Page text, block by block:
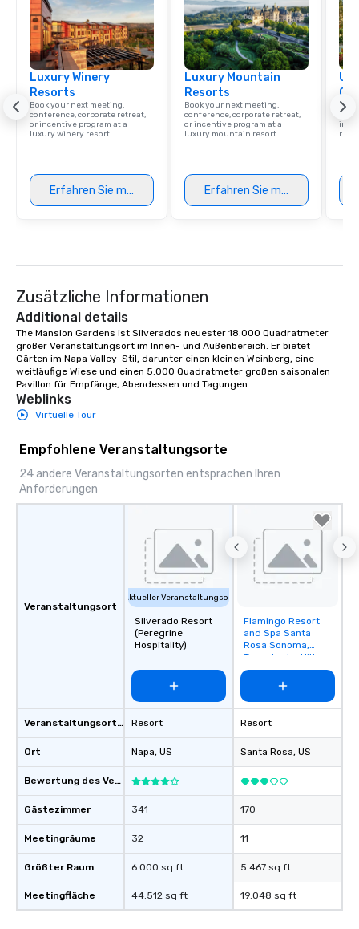
Luxury Winery
Resorts
Book your next meeting,
conference, corporate retreat,
or incentive program at a
luxury winery resort.
Erfahren Sie mehr
Luxury Mountain
Resorts
Book your next meeting,
conference, corporate retreat,
or incentive program at a
luxury mountain resort.
Erfahren Sie mehr
Find
Zusätzliche Informationen
Additional details
The Mansion Gardens ist Silverados neuester 18.000 Quadratmeter
großer Veranstaltungsort im Innen- und Außenbereich. Er bietet
Gärten im Napa Valley-Stil, darunter einen kleinen Weinberg, eine
weitläufige Wiese und einen 5.000 Quadratmeter großen saisonalen
Pavillon für Empfänge, Abendessen und Tagungen.
Weblinks
Virtuelle Tour
Empfohlene Veranstaltungsorte
24 andere Veranstaltungsorten entsprachen Ihren
Anforderungen
Veranstaltungsort
Veranstaltungsortstyp
Ort
Bewertung des Veranstaltungsortes
Gästezimmer
Meetingräume
Größter Raum
Meetingfläche
Aktueller Veranstaltungsort
Silverado Resort
(Peregrine
Hospitality)
Resort
Napa, US
341
32
6.000 sq ft
44.512 sq ft
Removed from
favorites
Flamingo Resort
and Spa Santa
Rosa Sonoma,
Tapestry by Hilton
Resort
Santa Rosa, US
170
11
5.467 sq ft
19.048 sq ft